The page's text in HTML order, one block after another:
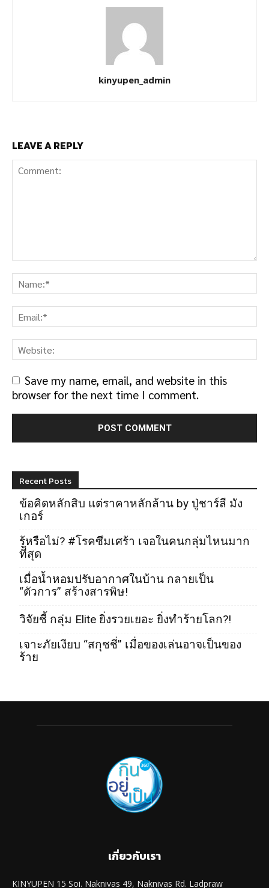
kinyupen_admin
LEAVE A REPLY
Save my name, email, and website in this
browser for the next time I comment.
Recent Posts
ข้อคิดหลักสิบ แต่ราคาหลักล้าน by ปู่ชาร์ลี มัง
เกอร์
รู้หรือไม่? #โรคซึมเศร้า เจอในคนกลุ่มไหนมาก
ที่สุด
เมื่อน้ำหอมปรับอากาศในบ้าน กลายเป็น
“ตัวการ” สร้างสารพิษ!
วิจัยชี้ กลุ่ม Elite ยิ่งรวยเยอะ ยิ่งทำร้ายโลก?!
เจาะภัยเงียบ “สกุชชี่” เมื่อของเล่นอาจเป็นของ
ร้าย
เกี่ยวกับเรา
KINYUPEN 15 Soi. Naknivas 49, Naknivas Rd. Ladpraw